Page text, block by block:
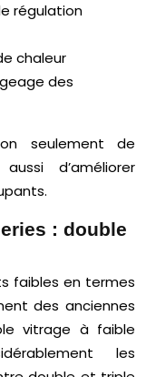
régulation
chaleur
des
seulement de
d’améliorer
: double
faibles en termes
des anciennes
vitrage à faible
les